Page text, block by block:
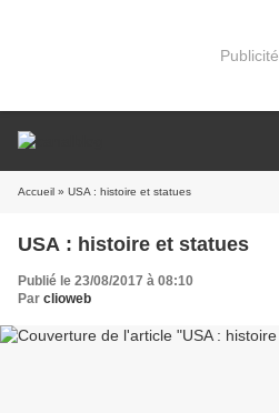
Publicité
Accueil » USA : histoire et statues
USA : histoire et statues
Publié le 23/08/2017 à 08:10
Par clioweb